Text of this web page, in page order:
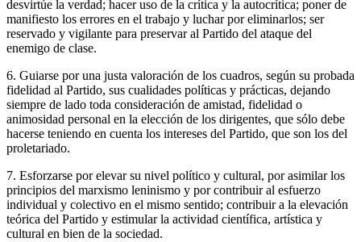
desvirtúe la verdad; hacer uso de la crítica y la autocrítica; poner de
manifiesto los errores en el trabajo y luchar por eliminarlos; ser
reservado y vigilante para preservar al Partido del ataque del
enemigo de clase.
6. Guiarse por una justa valoración de los cuadros, según su probada
fidelidad al Partido, sus cualidades políticas y prácticas, dejando
siempre de lado toda consideración de amistad, fidelidad o
animosidad personal en la elección de los dirigentes, que sólo debe
hacerse teniendo en cuenta los intereses del Partido, que son los del
proletariado.
7. Esforzarse por elevar su nivel político y cultural, por asimilar los
principios del marxismo leninismo y por contribuir al esfuerzo
individual y colectivo en el mismo sentido; contribuir a la elevación
teórica del Partido y estimular la actividad científica, artística y
cultural en bien de la sociedad.